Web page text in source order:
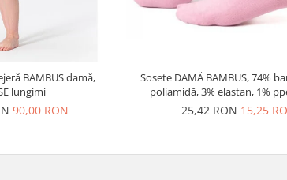
BAMBUS damă,
lungimi
90,00 RON
Sosete DAMĂ BAMBUS, 74%
poliamidă, 3% elastan, 1%
pereche
25,42 RON15,25